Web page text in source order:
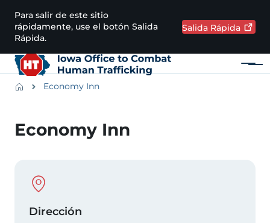
Pasar al contenido principal
Para salir de este sitio
rápidamente, use el botón Salida
Rápida.
Salida Rápida
Menú
BreadcrumbsEconomy Inn
Economy Inn
Physical Location
Dirección